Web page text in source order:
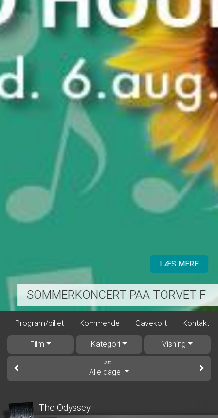
SOMMERKONCERT PAA TORVET F
LÆS MERE
Program/billet Kommende Gavekort Kontakt
Film Kategori Visning
Dato
Alle dage
The Odyssey